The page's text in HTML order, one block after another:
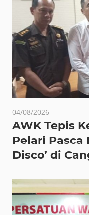
04/08/2026
AWK Tepis
Pelari Pasca
Disco’ di